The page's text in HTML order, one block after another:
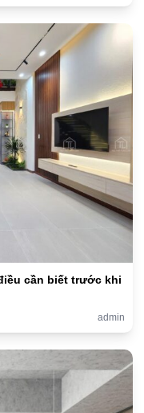
cần biết trước khi
admin